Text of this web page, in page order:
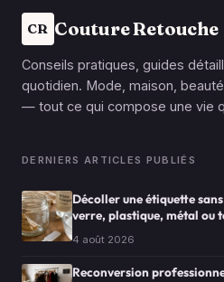
CR Couture Retouche
Conseils pratiques, guides
quotidien. Mode, maison,
— tout ce qui compose une vie
DERNIERS ARTICLES PUBLIÉS
Décoller une étiquette
verre, plastique, métal ou
4 août 2026
Reconversion